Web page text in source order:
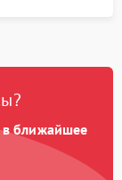
в ближайшее